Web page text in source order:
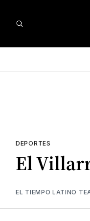
DEPORTES
El
EL TIEMPO LATINO